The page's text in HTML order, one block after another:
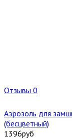
Отзывы 0
Аэрозоль для
(бесцветный)
1396руб